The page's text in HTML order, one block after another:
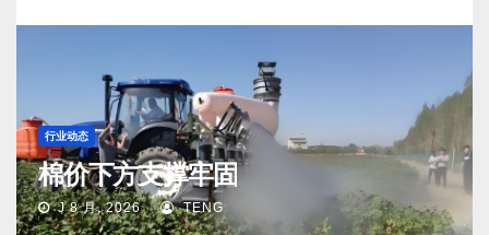
行业动态
棉价下方支撑牢固
J 8 月, 2026 TENG